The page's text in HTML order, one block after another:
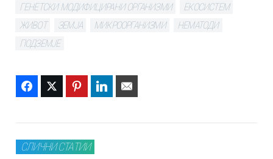
ГЕНЕТСКИ МОДИФИЦИРАНИ ОРГАНИЗМИ
ЕКОСИСТЕМ
ЖИВОТ
ЗЕМЈА МИКРООРГАНИЗМИ
НЕМАТОДИ
ПОДЗЕМЈЕ
FacebookTwitter PinterestLinkedIn
СЛИЧНИ СТАТИИ